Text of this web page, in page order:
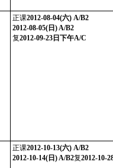
正课2012-08-04(六) A/B2
2012-08-05(日) A/B2
复2012-09-23日下午A/C
正课2012-10-13(六) A/B2
2012-10-14(日) A/B2复2012-10-